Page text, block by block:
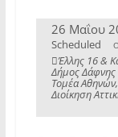
26 Μαΐου
Scheduled
Έλλης 16 &
Δήμος Δάφνης
Τομέα
Διοίκηση